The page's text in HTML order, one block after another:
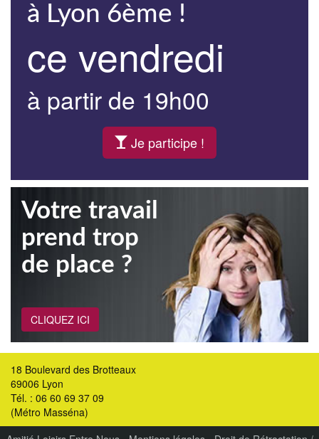
à Lyon 6ème !
ce vendredi
à partir de 19h00
Je participe !
Votre travail
prend trop
de place ?
CLIQUEZ ICI
18 Boulevard des Brotteaux
69006 Lyon
Tél. : 06 60 69 37 09
(Métro Masséna)